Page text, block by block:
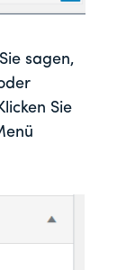
sagen,
Sie